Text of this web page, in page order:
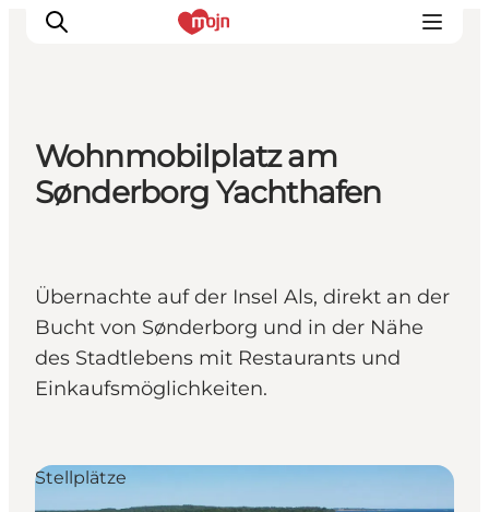
Erlebnisse
Städte und Regionen
Plane deine Reise
Booking
Wohnmobilplatz am
Sønderborg Yachthafen
Übernachte auf der Insel Als, direkt an der
Bucht von Sønderborg und in der Nähe
des Stadtlebens mit Restaurants und
Einkaufsmöglichkeiten.
Stellplätze